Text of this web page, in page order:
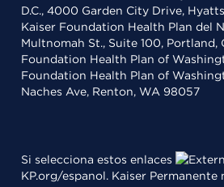
D.C., 4000 Garden City Drive,
Kaiser Foundation Health Plan del
Multnomah St., Suite 100, Portland,
Foundation Health Plan of
Foundation Health Plan of
Naches Ave, Renton, WA 98057
Si selecciona estos enlaces
KP.org/espanol. Kaiser Permanente